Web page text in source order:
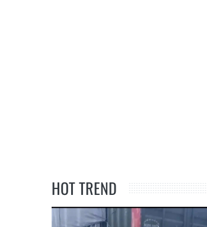
HOT TREND